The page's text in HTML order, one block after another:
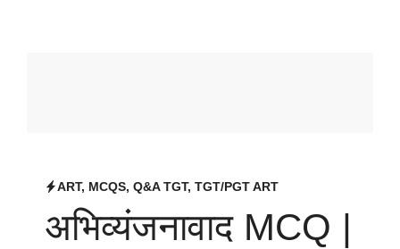
ART, MCQS, Q&A TGT, TGT/PGT ART
अभिव्यंजनावाद MCQ |